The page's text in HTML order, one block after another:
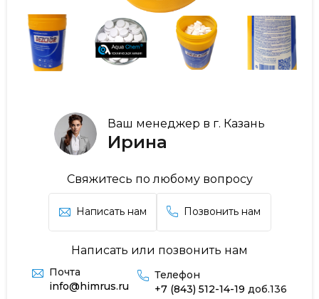
Ваш менеджер в г. Казань
Ирина
Свяжитесь по любому вопросу
Написать нам Позвонить нам
Написать или позвонить нам
Почта
info@himrus.ru
Телефон
+7 (843) 512-14-19 доб.136